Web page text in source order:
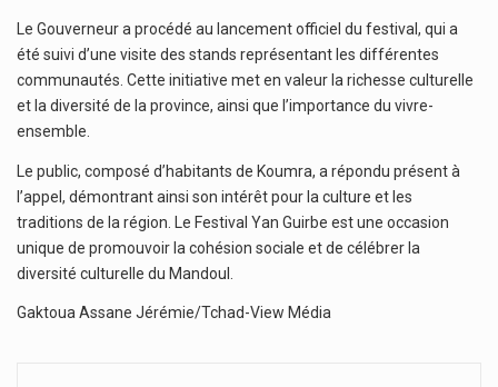
Le Gouverneur a procédé au lancement officiel du festival, qui a
été suivi d’une visite des stands représentant les différentes
communautés. Cette initiative met en valeur la richesse culturelle
et la diversité de la province, ainsi que l’importance du vivre-
ensemble.
Le public, composé d’habitants de Koumra, a répondu présent à
l’appel, démontrant ainsi son intérêt pour la culture et les
traditions de la région. Le Festival Yan Guirbe est une occasion
unique de promouvoir la cohésion sociale et de célébrer la
diversité culturelle du Mandoul.
Gaktoua Assane Jérémie/Tchad-View Média